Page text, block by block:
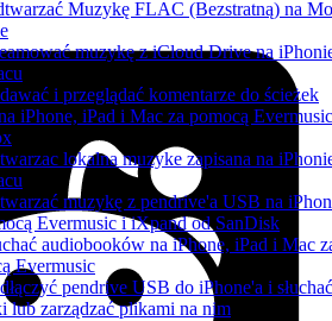
Muzykę FLAC (Bezstratną) na
muzykę z iCloud Drive na
i przeglądać komentarze do ścieżek
iPhone, iPad i Mac za pomocą
lokalna muzyke zapisana na
muzykę z pendrive'a USB na
Evermusic i iXpand od SanDisk
audiobooków na iPhone, iPad i Mac
Evermusic
pendrive USB do iPhone'a i słuchać
lub zarządzać plikami na nim